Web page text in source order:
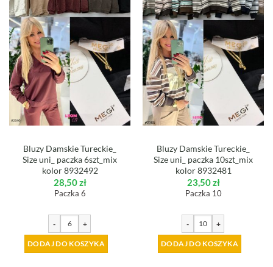
Bluzy Damskie Tureckie_
Size uni_ paczka 6szt_mix
kolor 8932492
28,50zł
Paczka 6
- +
DODAJ DO KOSZYKA
Bluzy Damskie Tureckie_
Size uni_ paczka 10szt_mix
kolor 8932481
23,50zł
Paczka 10
- +
DODAJ DO KOSZYKA